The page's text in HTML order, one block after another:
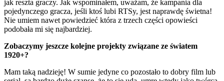
jak reszta graczy. Jak wspominałem, uważam, że kampania dla
pojedynczego gracza, jeśli ktoś lubi RTSy, jest naprawdę świetna!
Nie umiem nawet powiedzieć która z trzech części opowieści
podobała mi się najbardziej.
Zobaczymy jeszcze kolejne projekty związane ze światem
1920+?
Mam taką nadzieję! W sumie jedyne co pozostało to dobry film lub